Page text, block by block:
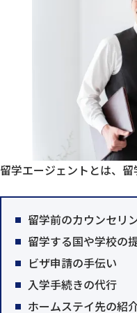
留学エージェントとは、
留学前のカウンセリ
留学する国や学校の
ビザ申請の手伝い
入学手続きの代行
ホームステイ先の紹